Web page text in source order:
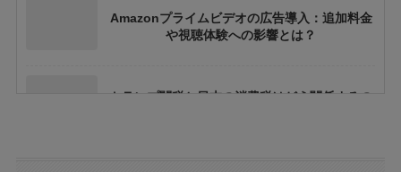
Amazonプライムビデオの広告導入：追加料金
や視聴体験への影響とは？
トランプ関税と日本の消費税はどう関係するの